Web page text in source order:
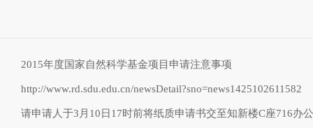
2015年度国家自然科学基金项目申请注意事项
http://www.rd.sdu.edu.cn/newsDetail?sno=news1425102611582
请申请人于3月10日17时前将纸质申请书交至知新楼C座716办